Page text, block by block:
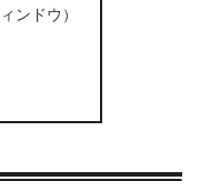
ンドウ）